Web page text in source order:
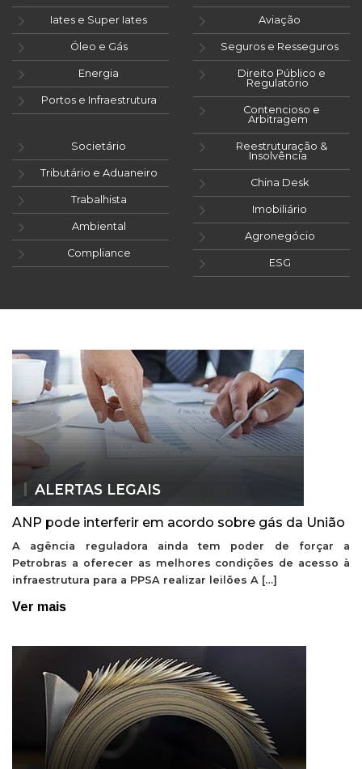
Iates e Super Iates
Óleo e Gás
Energia
Portos e Infraestrutura
Aviação
Seguros e Resseguros
Direito Público e
Regulatório
Contencioso e
Arbitragem
Societário
Tributário e Aduaneiro
Trabalhista
Ambiental
Compliance
Reestruturação &
Insolvência
China Desk
Imobiliário
Agronegócio
ESG
ALERTAS LEGAIS
ANP pode interferir em acordo sobre gás da União
A agência reguladora ainda tem poder de forçar a
Petrobras a oferecer as melhores condições de acesso à
infraestrutura para a PPSA realizar leilões A […]
Ver mais